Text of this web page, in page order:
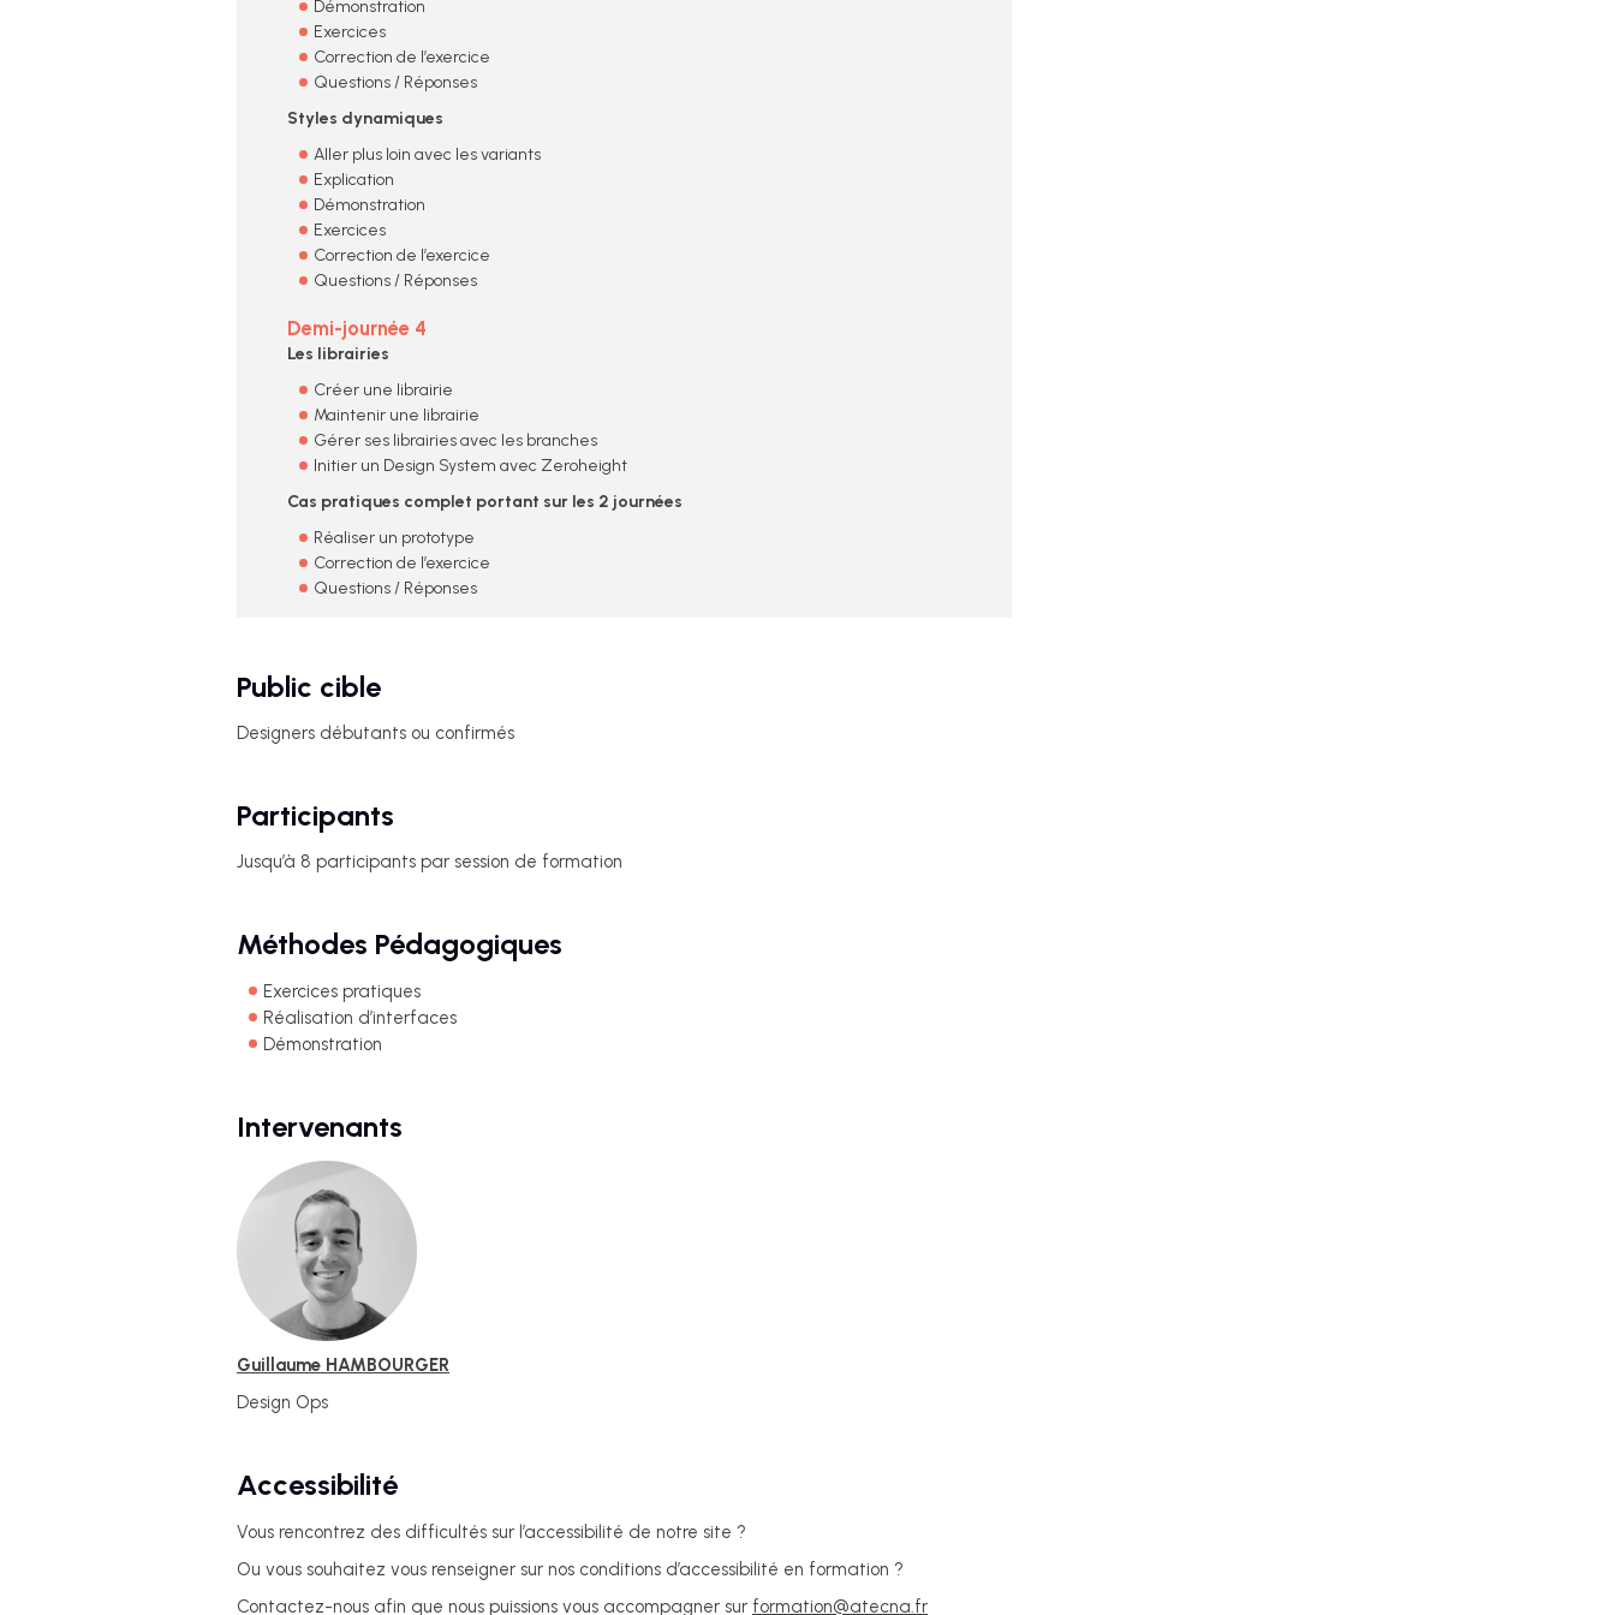
Démonstration
Exercices
Correction de l’exercice
Questions / Réponses
Styles dynamiques
Aller plus loin avec les variants
Explication
Démonstration
Exercices
Correction de l’exercice
Questions / Réponses
Demi-journée 4
Les librairies
Créer une librairie
Maintenir une librairie
Gérer ses librairies avec les branches
Initier un Design System avec Zeroheight
Cas pratiques complet portant sur les 2 journées
Réaliser un prototype
Correction de l’exercice
Questions / Réponses
Public cible
Designers débutants ou confirmés
Participants
Jusqu’à 8 participants par session de formation
Méthodes Pédagogiques
Exercices pratiques
Réalisation d’interfaces
Démonstration
Intervenants
Guillaume HAMBOURGER
Design Ops
Accessibilité
Vous rencontrez des difficultés sur l’accessibilité de notre site ?
Ou vous souhaitez vous renseigner sur nos conditions d’accessibilité en formation ?
Contactez-nous afin que nous puissions vous accompagner sur formation@atecna.fr